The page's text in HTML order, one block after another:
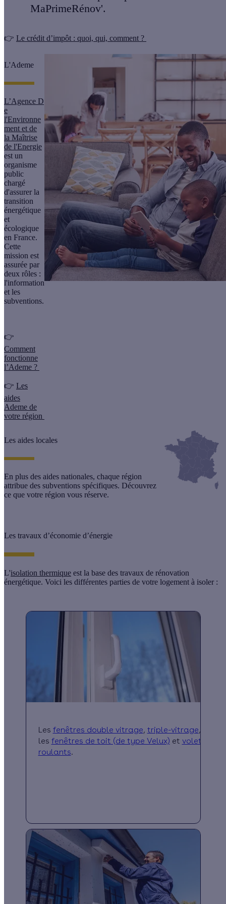
MaPrimeRénov'.
👉 Le crédit d’impôt : quoi, qui, comment ?
L'Ademe
L’Agence D
e
l'Environne
ment et de
la Maîtrise
de l'Energie
est un
organisme
public
chargé
d'assurer la
transition
énergétique
et
écologique
en France.
Cette
mission est
assurée par
deux rôles :
l'information
et les
subventions.
👉
Comment
fonctionne
l’Ademe ?
👉 Les
aides
Ademe de
votre région
Les aides locales
En plus des aides nationales, chaque région
attribue des subventions spécifiques. Découvrez
ce que votre région vous réserve.
Les travaux d’économie d’énergie
L'isolation thermique est la base des travaux de rénovation
énergétique. Voici les différentes parties de votre logement à isoler :
Les fenêtres double vitrage, triple-vitrage,
les fenêtres de toit (de type Velux) et volets
roulants.
Les fenêtres